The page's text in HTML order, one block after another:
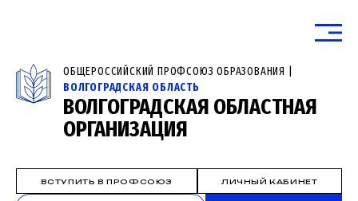
ОБЩЕРОССИЙСКИЙ ПРОФСОЮЗ ОБРАЗОВАНИЯ |
ВОЛГОГРАДСКАЯ ОБЛАСТЬ
ВОЛГОГРАДСКАЯ ОБЛАСТНАЯ
ОРГАНИЗАЦИЯ
ВСТУПИТЬ В ПРОФСОЮЗ ЛИЧНЫЙ КАБИНЕТ